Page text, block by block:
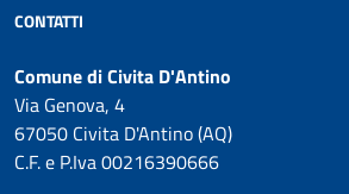
CONTATTI
Comune di Civita D'Antino
Via Genova, 4
67050 Civita D'Antino (AQ)
C.F. e P.Iva 00216390666